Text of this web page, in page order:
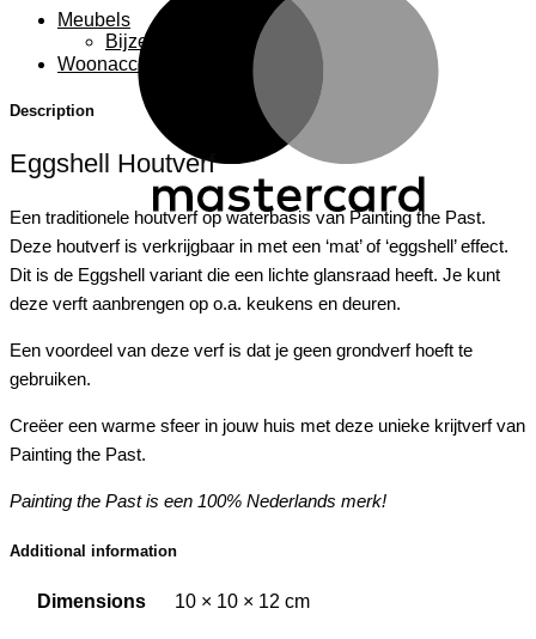
Meubels
Bijzettafels
Woonaccessoires
Description
Eggshell Houtverf
Een traditionele houtverf op waterbasis van Painting the Past.
Deze houtverf is verkrijgbaar in met een ‘mat’ of ‘eggshell’ effect.
Dit is de Eggshell variant die een lichte glansraad heeft. Je kunt
deze verft aanbrengen op o.a. keukens en deuren.
Een voordeel van deze verf is dat je geen grondverf hoeft te
gebruiken.
Creëer een warme sfeer in jouw huis met deze unieke krijtverf van
Painting the Past.
Painting the Past is een 100% Nederlands merk!
Additional information
Dimensions 10 × 10 × 12 cm